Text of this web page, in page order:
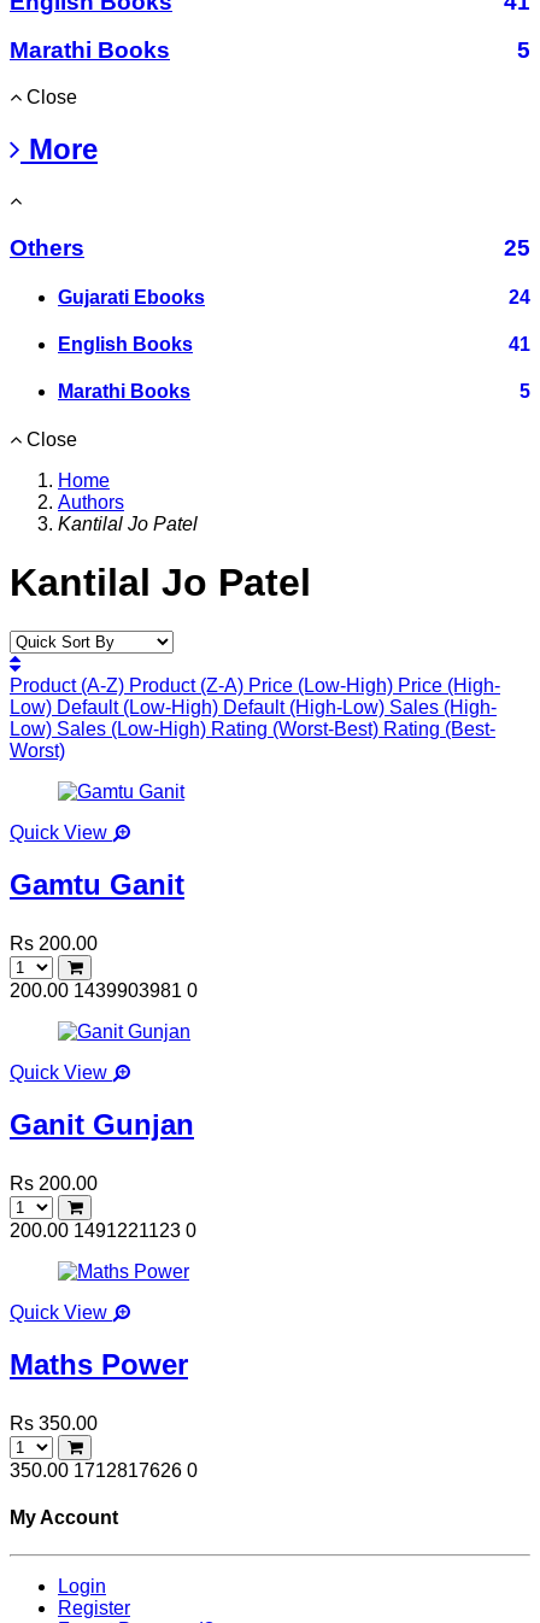
Marathi Books
5
Close
More
Others 25
Gujarati Ebooks 24
English Books 41
Marathi Books 5
Close
Home
Authors
Kantilal Jo Patel
Kantilal Jo Patel
Product (A-Z) Product (Z-A) Price (Low-High) Price (High-
Low) Default (Low-High) Default (High-Low) Sales (High-
Low) Sales (Low-High) Rating (Worst-Best) Rating (Best-
Worst)
Quick View
Gamtu Ganit
Rs 200.00
200.00 1439903981 0
Quick View
Ganit Gunjan
Rs 200.00
200.00 1491221123 0
Quick View
Maths Power
Rs 350.00
350.00 1712817626 0
My Account
Login
Register